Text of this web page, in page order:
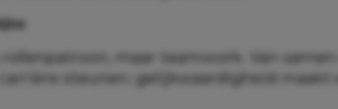
rollenpatroon, maar teamwork. Van samen
steunen: gelijkwaardigheid maakt